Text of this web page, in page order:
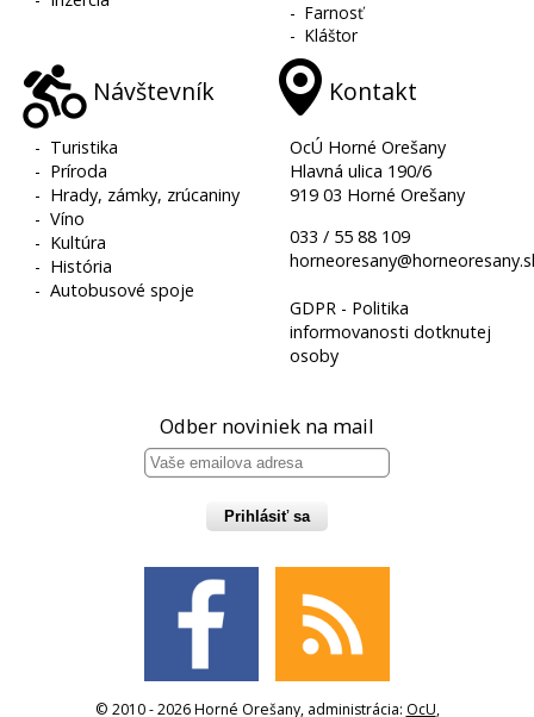
-Farnosť
-Kláštor
Návštevník
- Turistika
- Príroda
- Hrady, zámky, zrúcaniny
-Víno
- Kultúra
- História
-Autobusové spoje
Kontakt
OcÚ Horné Orešany
Hlavná ulica 190/6
919 03 Horné Orešany
033 / 55 88 109
GDPR - Politika
informovanosti dotknutej
osoby
Odber noviniek na mail
Prihlásiť sa
© 2010 - 2026 Horné Orešany, administrácia: OcU,